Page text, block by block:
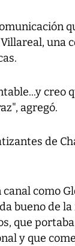
una
creo
agregó.
de
como
bueno de
que
y que